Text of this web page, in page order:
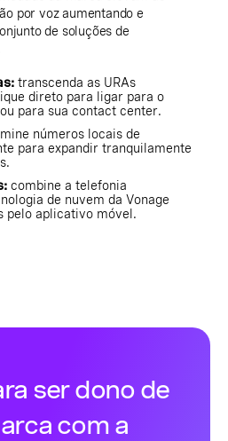
por voz aumentando e
de soluções de
transcenda as URAs
direto para ligar para o
para sua contact center.
números locais de
para expandir tranquilamente
combine a telefonia
de nuvem da Vonage
pelo aplicativo móvel.
ser dono de
com a